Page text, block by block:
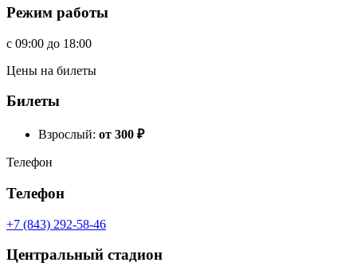
Режим работы
c 09:00 до 18:00
Цены на билеты
Билеты
Взрослый: от 300 ₽
Телефон
Телефон
+7 (843) 292-58-46
Центральный стадион